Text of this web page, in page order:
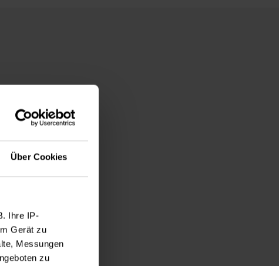
Über Cookies
Ihre IP-
Gerät zu
Messungen
zu
als